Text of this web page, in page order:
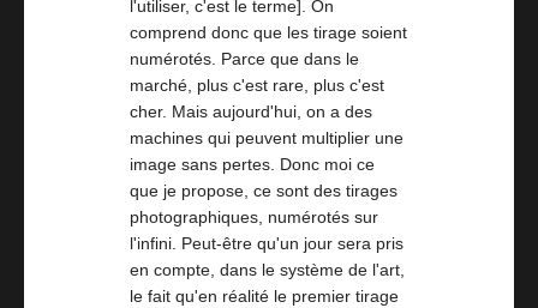
l'utiliser, c'est le terme]. On
comprend donc que les tirage soient
numérotés. Parce que dans le
marché, plus c'est rare, plus c'est
cher. Mais aujourd'hui, on a des
machines qui peuvent multiplier une
image sans pertes. Donc moi ce
que je propose, ce sont des tirages
photographiques, numérotés sur
l'infini. Peut-être qu'un jour sera pris
en compte, dans le système de l'art,
le fait qu'en réalité le premier tirage